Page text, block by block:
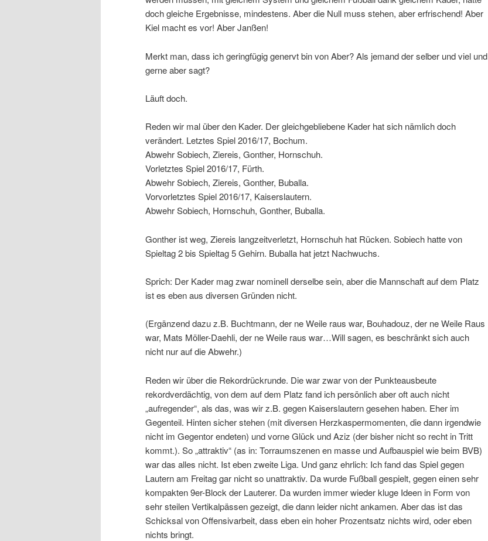
doch gleiche Ergebnisse, mindestens. Aber die Null muss stehen, aber erfrischend! Aber
Kiel macht es vor! Aber Janßen!
Merkt man, dass ich geringfügig genervt bin von Aber? Als jemand der selber und viel und
gerne aber sagt?
Läuft doch.
Reden wir mal über den Kader. Der gleichgebliebene Kader hat sich nämlich doch
verändert. Letztes Spiel 2016/17, Bochum.
Abwehr Sobiech, Ziereis, Gonther, Hornschuh.
Vorletztes Spiel 2016/17, Fürth.
Abwehr Sobiech, Ziereis, Gonther, Buballa.
Vorvorletztes Spiel 2016/17, Kaiserslautern.
Abwehr Sobiech, Hornschuh, Gonther, Buballa.
Gonther ist weg, Ziereis langzeitverletzt, Hornschuh hat Rücken. Sobiech hatte von
Spieltag 2 bis Spieltag 5 Gehirn. Buballa hat jetzt Nachwuchs.
Sprich: Der Kader mag zwar nominell derselbe sein, aber die Mannschaft auf dem Platz
ist es eben aus diversen Gründen nicht.
(Ergänzend dazu z.B. Buchtmann, der ne Weile raus war, Bouhadouz, der ne Weile Raus
war, Mats Möller-Daehli, der ne Weile raus war…Will sagen, es beschränkt sich auch
nicht nur auf die Abwehr.)
Reden wir über die Rekordrückrunde. Die war zwar von der Punkteausbeute
rekordverdächtig, von dem auf dem Platz fand ich persönlich aber oft auch nicht
„aufregender“, als das, was wir z.B. gegen Kaiserslautern gesehen haben. Eher im
Gegenteil. Hinten sicher stehen (mit diversen Herzkaspermomenten, die dann irgendwie
nicht im Gegentor endeten) und vorne Glück und Aziz (der bisher nicht so recht in Tritt
kommt.). So „attraktiv“ (as in: Torraumszenen en masse und Aufbauspiel wie beim BVB)
war das alles nicht. Ist eben zweite Liga. Und ganz ehrlich: Ich fand das Spiel gegen
Lautern am Freitag gar nicht so unattraktiv. Da wurde Fußball gespielt, gegen einen sehr
kompakten 9er-Block der Lauterer. Da wurden immer wieder kluge Ideen in Form von
sehr steilen Vertikalpässen gezeigt, die dann leider nicht ankamen. Aber das ist das
Schicksal von Offensivarbeit, dass eben ein hoher Prozentsatz nichts wird, oder eben
nichts bringt.